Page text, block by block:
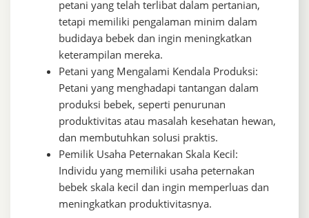
petani yang telah terlibat dalam pertanian,
tetapi memiliki pengalaman minim dalam
budidaya bebek dan ingin meningkatkan
keterampilan mereka.
Petani yang Mengalami Kendala Produksi:
Petani yang menghadapi tantangan dalam
produksi bebek, seperti penurunan
produktivitas atau masalah kesehatan hewan,
dan membutuhkan solusi praktis.
Pemilik Usaha Peternakan Skala Kecil:
Individu yang memiliki usaha peternakan
bebek skala kecil dan ingin memperluas dan
meningkatkan produktivitasnya.